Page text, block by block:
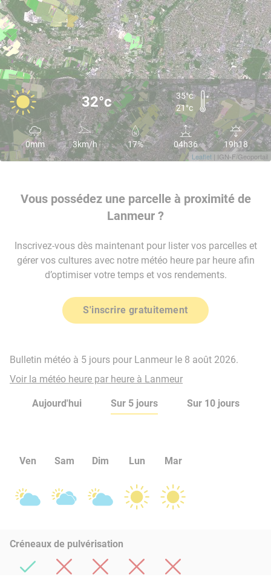
Leaflet | IGN-F/Geoportail
32°c
35°c
21°c
0mm 3km/h 17% 04h36 19h18
Vous possédez une parcelle à proximité de
Lanmeur ?
Inscrivez-vous dès maintenant pour lister vos parcelles et
gérer vos cultures avec notre météo heure par heure afin
d’optimiser votre temps et vos rendements.
S'inscrire gratuitement
Bulletin météo à 5 jours pour Lanmeur le 8 août 2026.
Voir la météo heure par heure à Lanmeur
Aujourd'hui Sur 5 jours Sur 10 jours
Ven Sam Dim Lun Mar
Créneaux de pulvérisation